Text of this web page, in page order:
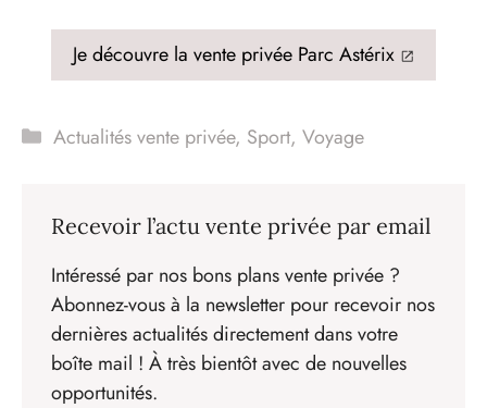
Je découvre la vente privée Parc Astérix
Catégories
Actualités vente privée, Sport, Voyage
Recevoir l’actu vente privée par email
Intéressé par nos bons plans vente privée ?
Abonnez-vous à la newsletter pour recevoir nos
dernières actualités directement dans votre
boîte mail ! À très bientôt avec de nouvelles
opportunités.